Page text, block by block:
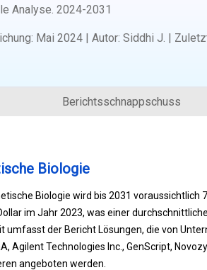
Analyse. 2024-2031
: Mai 2024 | Autor: Siddhi J. |
Berichtsschnappschuss
Biologie
Biologie wird bis 2031 voraussichtlich
im Jahr 2023, was einer
umfasst der Bericht Lösungen, die von
Agilent Technologies Inc., GenScript,
angeboten werden.